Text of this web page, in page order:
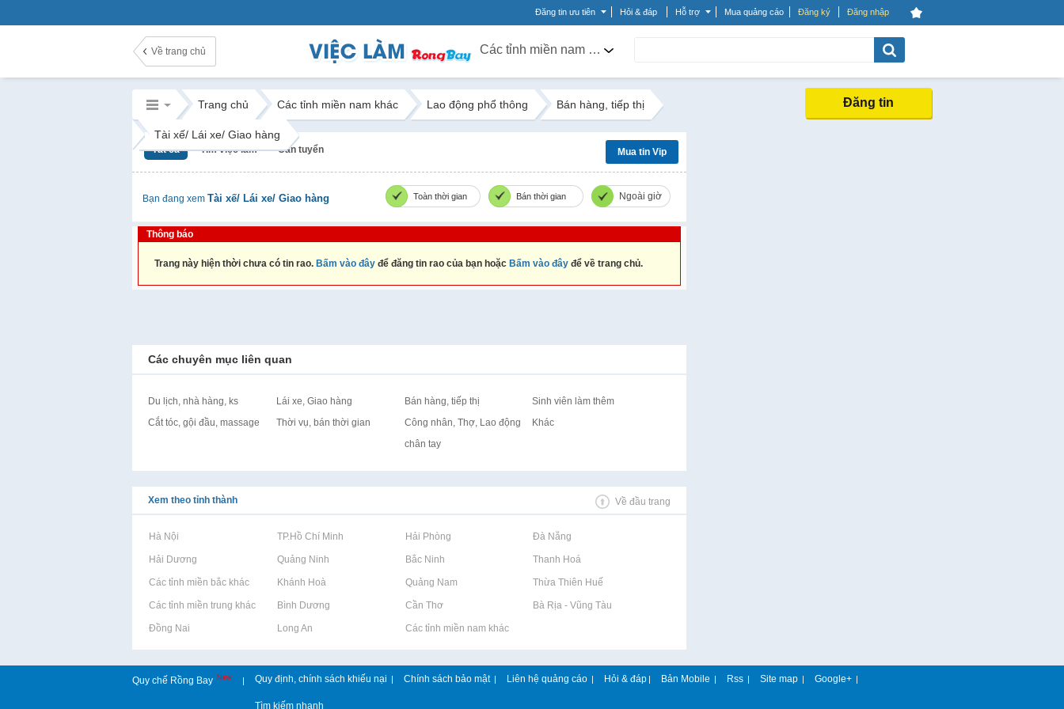
Đăng tin ưu tiên Hỏi & đáp Hỗ trợ Mua quảng cáo Đăng ký Đăng nhập
Về trang chủ Các tỉnh miền nam khác
Trang chủ Các tỉnh miền nam khác Lao động phổ thông Bán hàng, tiếp thị
Tài xế/ Lái xe/ Giao hàng
Đăng tin
Tất cả Tìm việc làm Cần tuyển Mua tin Vip
Bạn đang xem Tài xế/ Lái xe/ Giao hàng Toàn thời gian Bán thời gian Ngoài giờ
Thông báo
Trang này hiện thời chưa có tin rao. Bấm vào đây để đăng tin rao của bạn hoặc Bấm vào đây để về trang chủ.
Các chuyên mục liên quan
Du lịch, nhà hàng, ks Lái xe, Giao hàng Bán hàng, tiếp thị
Sinh viên làm thêm
Cắt tóc, gội đầu, massage
Thời vụ, bán thời gian
Công nhân, Thợ, Lao động
chân tay
Khác
Xem theo tỉnh thành Về đầu trang
Rao vặt tại Hà Nội Rao vặt tại TP.Hồ Chí Minh Rao vặt tại Hải Phòng Rao vặt tại Đà Nẵng
Rao vặt tại Hải Dương Rao vặt tại Quảng Ninh Rao vặt tại Bắc Ninh Rao vặt tại Thanh Hoá
Rao vặt tại Các tỉnh miền bắc khácRao vặt tại Khánh Hoà Rao vặt tại Quảng Nam Rao vặt tại Thừa Thiên Huế
Rao vặt tại Các tỉnh miền trung khácRao vặt tại Bình Dương Rao vặt tại Cần Thơ Rao vặt tại Bà Rịa - Vũng Tàu
Rao vặt tại Đồng Nai Rao vặt tại Long An Rao vặt tại Các tỉnh miền nam khác
Quy chế Rồng Bay New | Quy định, chính sách khiếu nại | Chính sách bảo mật | Liên hệ quảng cáo | Hỏi & đáp | Bản Mobile | Rss | Site map | Google+ |
Tìm kiếm nhanh